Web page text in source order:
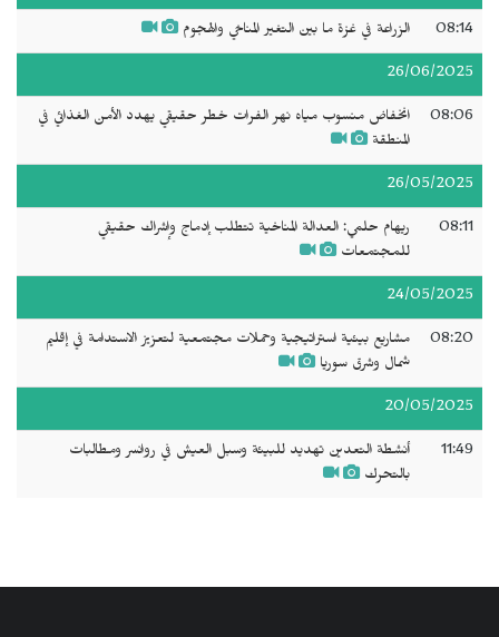
08:14 الزراعة في غزة ما بين التغير المناخي والهجوم
26/06/2025
08:06
انخفاض منسوب مياه نهر الفرات خطر حقيقي يهدد الأمن الغذائي في
المنطقة
26/05/2025
08:11
ريهام حلمي: العدالة المناخية تتطلب إدماج وإشراك حقيقي
للمجتمعات
24/05/2025
08:20
مشاريع بيئية استراتيجية وحملات مجتمعية لتعزيز الاستدامة في إقليم
شمال وشرق سوريا
20/05/2025
11:49
أنشطة التعدين تهديد للبيئة وسبل العيش في روانسر ومطالبات
بالتحرك